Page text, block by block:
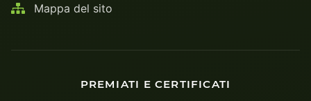
Mappa del sito
PREMIATI E CERTIFICATI